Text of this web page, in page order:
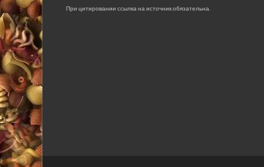
При цитировании ссылка на источник обязательна.